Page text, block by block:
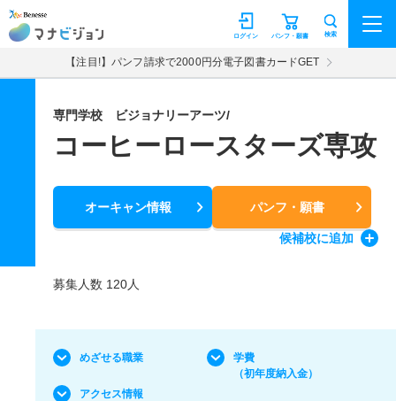
マナビジョン パンフ・願書
ログイン 検索
【注目!】パンフ請求で2000円分電子図書カードGET
専門学校 ビジョナリーアーツ/
コーヒーロースターズ専攻
オーキャン情報 パンフ・願書
候補校に追加
募集人数 120人
めざせる職業
学費
（初年度納入金）
アクセス情報